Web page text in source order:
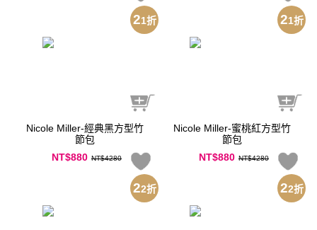
Nicole Miller-經典黑方型竹
節包
NT$880 NT$4280
21折
Nicole Miller-蜜桃紅方型竹
節包
NT$880 NT$4280
21折
22折 22折